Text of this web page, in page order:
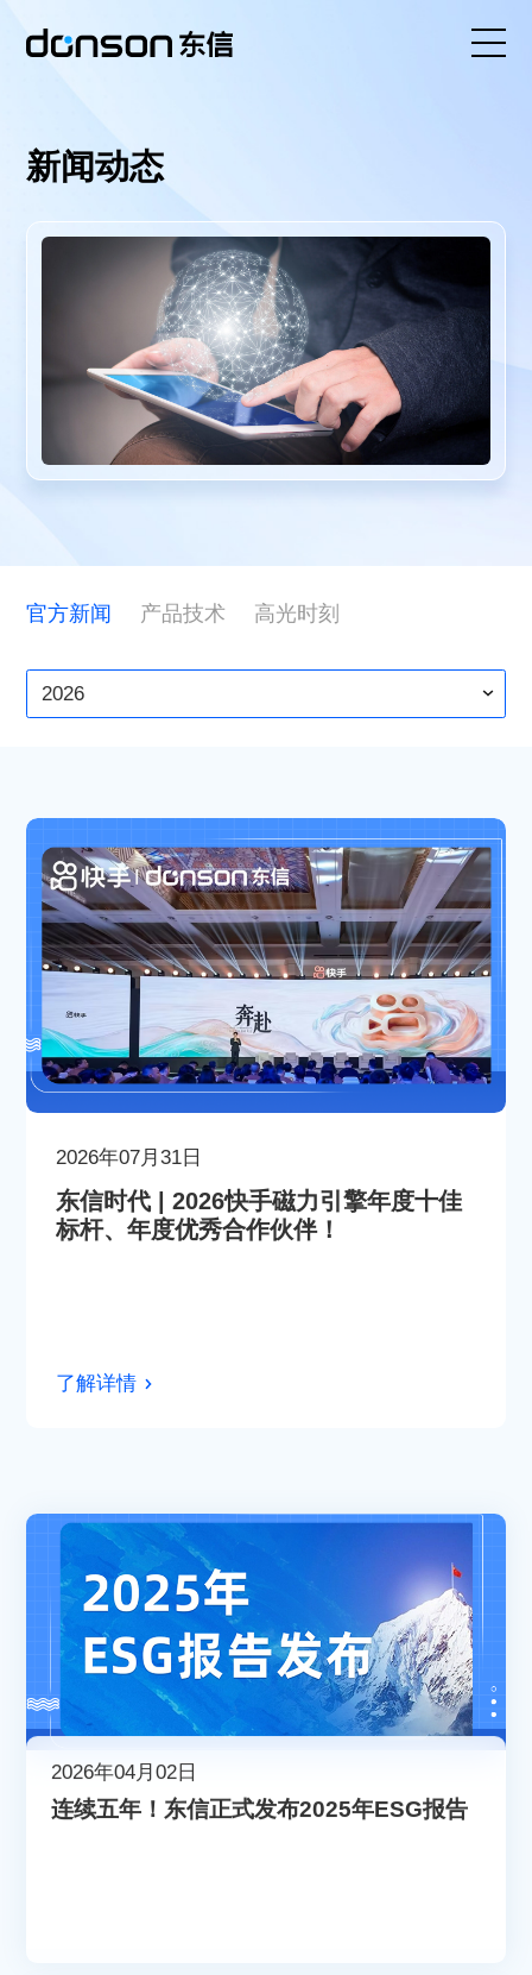
关于东信
联系东信
新闻动态
官方新闻 产品技术 高光时刻
2026
2026年07月31日
东信时代 | 2026快手磁力引擎年度十佳
标杆、年度优秀合作伙伴！
了解详情
2026年04月02日
连续五年！东信正式发布2025年ESG报告